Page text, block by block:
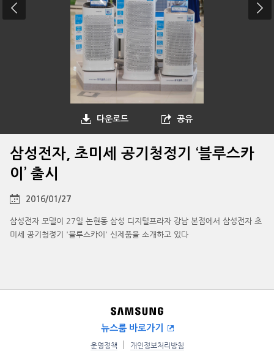
다운로드 공유
삼성전자, 초미세 공기청정기 ‘블루스카
이’ 출시
2016/01/27
삼성전자 모델이 27일 논현동 삼성 디지털프라자 강남 본점에서 삼성전자 초
미세 공기청정기 '블루스카이' 신제품을 소개하고 있다
뉴스룸 바로가기
운영정책 개인정보처리방침